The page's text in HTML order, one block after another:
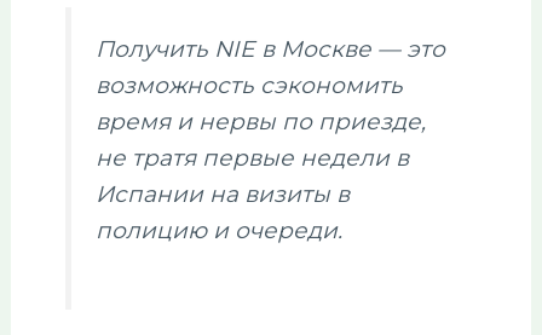
Получить NIE в Москве — это
возможность сэкономить
время и нервы по приезде,
не тратя первые недели в
Испании на визиты в
полицию и очереди.